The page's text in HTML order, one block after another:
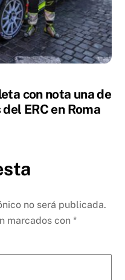
con nota una de
ERC en Roma
no será publicada.
marcados con*